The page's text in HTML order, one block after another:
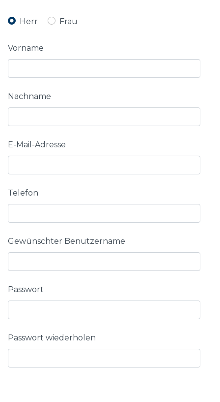
Herr Frau
Vorname
Nachname
E-Mail-Adresse
Telefon
Gewünschter Benutzername
Passwort
Passwort wiederholen